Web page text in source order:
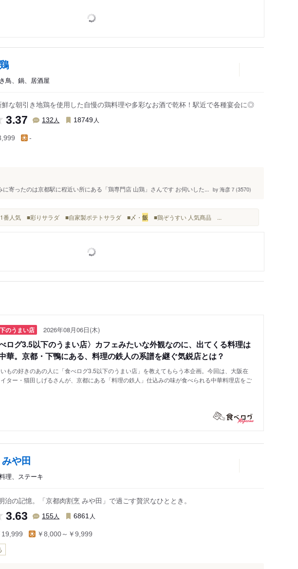
鳥、鍋、居酒屋
鮮な朝引き地鶏を使用した自慢の鶏料理や多彩なお酒で乾杯！駅近で各種宴会に◎
3.37 132 人 18749 人
-
に寄ったのは京都駅に程近い所にある「鶏専門店 山鶏」さんです お伺いした... by 海彦７(3570)
番人気 ■彩りサラダ ■自家製ポテトサラダ ■〆・ 飯 ■鶏ぞうすい 人気商品 ...
のうまい店 2026年08月06日(木)
べログ3.5以下のうまい店〉カフェみたいな外観なのに、出てくる料理は
華。京都・下鴨にある、料理の鉄人の系譜を継ぐ気鋭店とは？
もの好きのあの人に「食べログ3.5以下のうまい店」を教えてもらう本企画。今回は、大阪在
ター・猫田しげるさんが、京都にある「料理の鉄人」仕込みの味が食べられる中華料理店をご
や田
理、ステーキ
治の記憶。「京都肉割烹 みや田」で過ごす贅沢なひととき。
3.63 155人 6861 人
19,999 ￥8,000～￥9,999